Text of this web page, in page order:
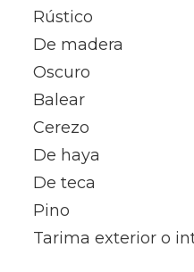
Rústico
De madera
Oscuro
Balear
Cerezo
De haya
De teca
Pino
Tarima exterior o